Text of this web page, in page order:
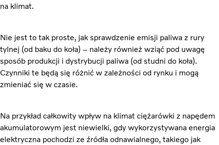
na klimat.
Nie jest to tak proste, jak sprawdzenie emisji paliwa z rury
tylnej (od baku do koła) – należy również wziąć pod uwagę
sposób produkcji i dystrybucji paliwa (od studni do koła).
Czynniki te będą się różnić w zależności od rynku i mogą
zmieniać się w czasie.
Na przykład całkowity wpływ na klimat ciężarówki z napędem
akumulatorowym jest niewielki, gdy wykorzystywana energia
elektryczna pochodzi ze źródła odnawialnego, takiego jak